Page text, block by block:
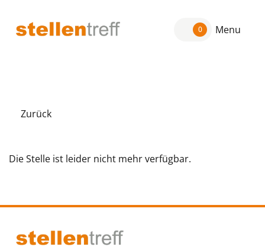
0 Menu
Zurück
Die Stelle ist leider nicht mehr verfügbar.